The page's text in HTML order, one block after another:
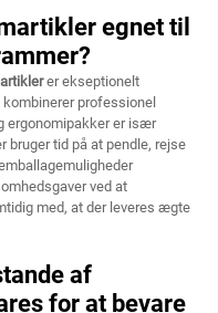
egnet til
er ekseptionelt
professionel
ergonomipakker er især
bruger tid på at pendle, rejse
ved at
med, at der leveres ægte
af
for at bevare